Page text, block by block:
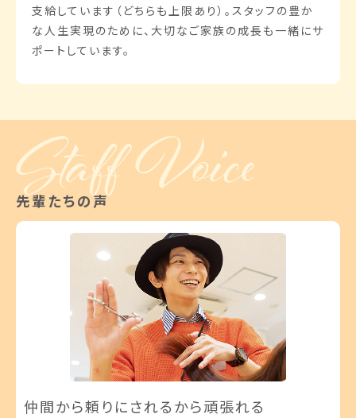
支給しています（どちらも上限あり）。スタッフの豊か
な人生実現のために、大切なご家族の成長も一緒にサ
ポートしています。
先輩たちの声
仲間から頼りにされるから頑張れる